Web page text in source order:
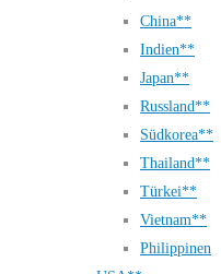
China**
Indien**
Japan**
Russland**
Südkorea**
Thailand**
Türkei**
Vietnam**
Philippinen